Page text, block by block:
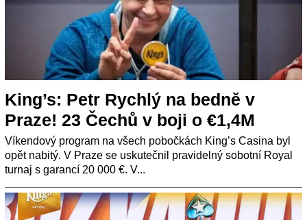
King’s: Petr Rychlý na bedně v
Praze! 23 Čechů v boji o €1,4M
Víkendový program na všech pobočkách King’s Casina byl
opět nabitý. V Praze se uskutečnil pravidelný sobotní Royal
turnaj s garancí 20 000 €. V...